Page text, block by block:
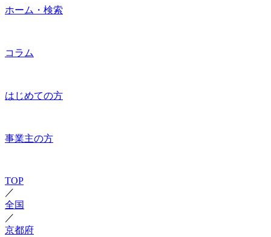
ホーム・検索
コラム
はじめての方
事業主の方
TOP
／
全国
／
京都府